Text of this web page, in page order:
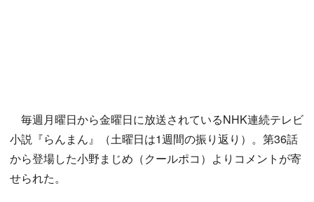
毎週月曜日から金曜日に放送されているNHK連続テレビ
小説『らんまん』（土曜日は1週間の振り返り）。第36話
から登場した小野まじめ（クールポコ）よりコメントが寄
せられた。